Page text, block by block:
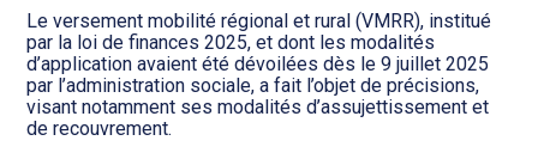
Gestion de patrimoine
Procédures collectives
Analyse et tableau de bord :
WAIBI
Gérer vos ressources
humaines : SILAE
Le versement mobilité régional et rural (VMRR), institué
par la loi de finances 2025, et dont les modalités
d’application avaient été dévoilées dès le 9 juillet 2025
par l’administration sociale, a fait l’objet de précisions,
visant notamment ses modalités d’assujettissement et
de recouvrement.